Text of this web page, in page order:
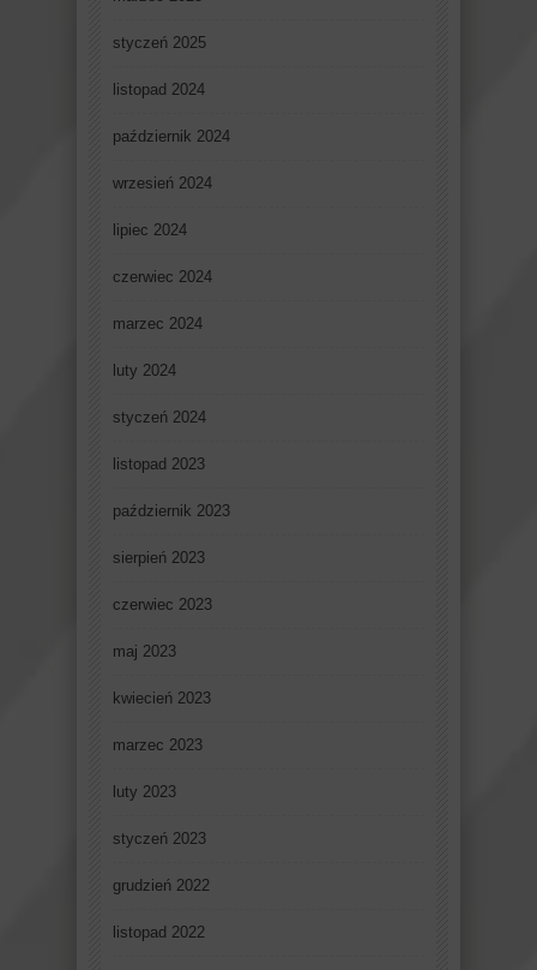
styczeń 2025
listopad 2024
październik 2024
wrzesień 2024
lipiec 2024
czerwiec 2024
marzec 2024
luty 2024
styczeń 2024
listopad 2023
październik 2023
sierpień 2023
czerwiec 2023
maj 2023
kwiecień 2023
marzec 2023
luty 2023
styczeń 2023
grudzień 2022
listopad 2022